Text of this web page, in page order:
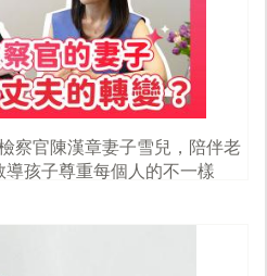
察官陳漢章妻子雪兒，陪伴老
孩子尊重每個人的不一樣